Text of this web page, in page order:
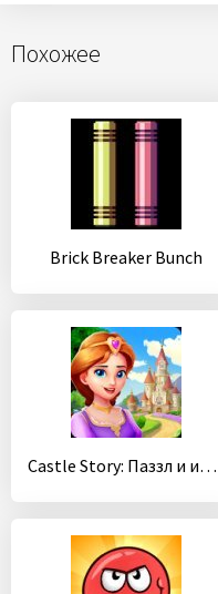
Похожее
Brick Breaker Bunch
Castle Story: Паззл и игры на выбор